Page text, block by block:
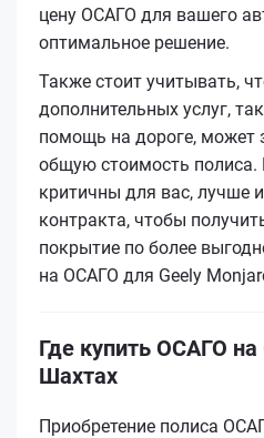
цену ОСАГО для вашего
оптимальное решение.
Также стоит учитывать,
дополнительных услуг,
помощь на дороге, может
общую стоимость полиса.
критичны для вас, лучше
контракта, чтобы
покрытие по более
на ОСАГО для Geely
Где купить ОСАГО
Шахтах
Приобретение полиса